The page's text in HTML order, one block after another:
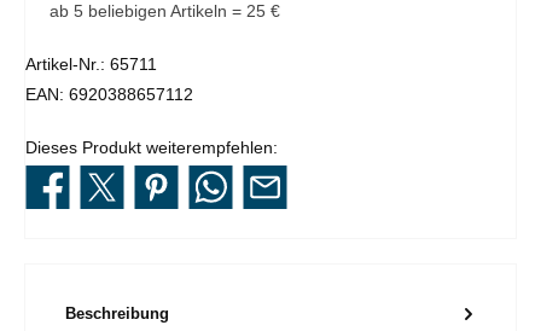
ab 5 beliebigen Artikeln = 25 €
Artikel-Nr.: 65711
EAN: 6920388657112
Dieses Produkt weiterempfehlen:
Beschreibung